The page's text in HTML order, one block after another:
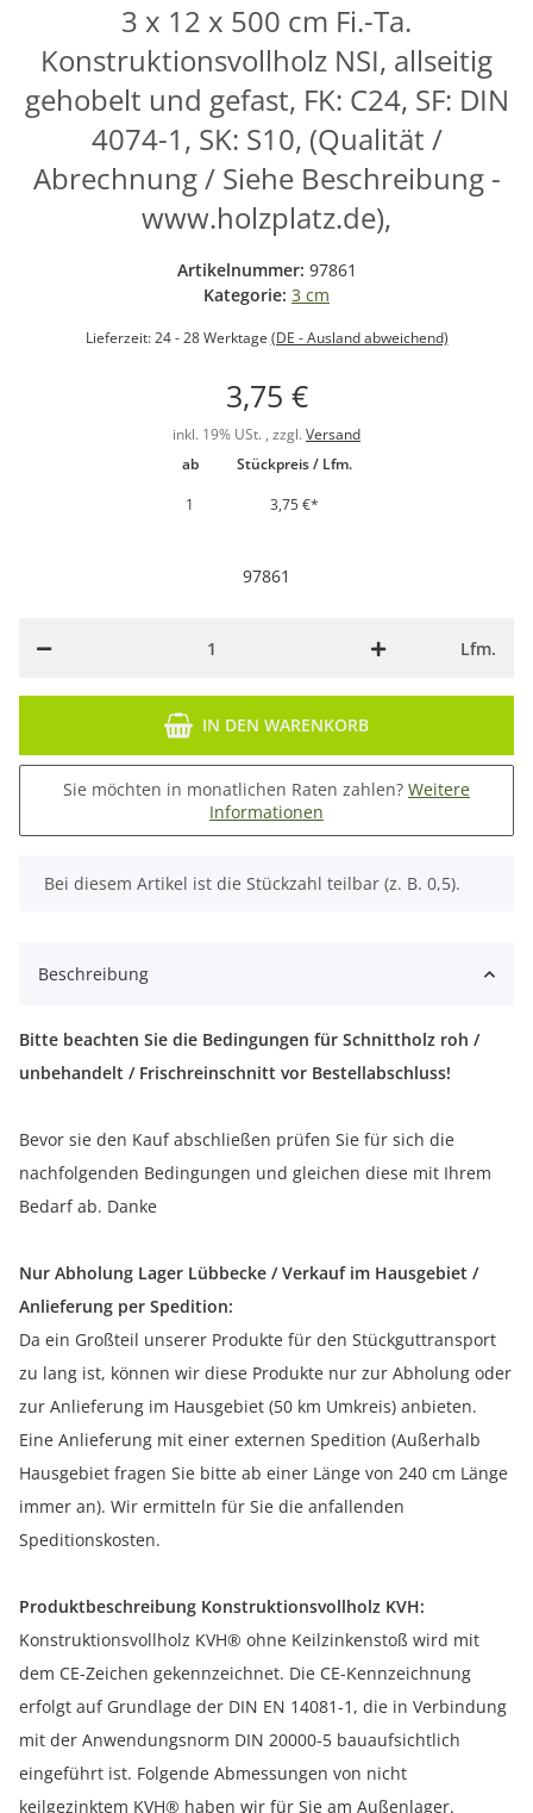
3 x 12 x 500 cm Fi.-Ta.
Konstruktionsvollholz NSI, allseitig
gehobelt und gefast, FK: C24, SF: DIN
4074-1, SK: S10, (Qualität /
Abrechnung / Siehe Beschreibung -
www.holzplatz.de),
Artikelnummer: 97861
Kategorie: 3 cm
Lieferzeit:24 - 28 Werktage (DE - Ausland abweichend)
3,75 €
inkl. 19% USt. , zzgl. Versand
ab
Stückpreis / Lfm.
1
3,75 €*
97861
Lfm.
IN DEN WARENKORB
Sie möchten in monatlichen Raten zahlen? Weitere
Informationen
x
Bei diesem Artikel ist die Stückzahl teilbar (z. B. 0,5).
Beschreibung
Bitte beachten Sie die Bedingungen für Schnittholz roh /
unbehandelt / Frischreinschnitt vor Bestellabschluss!
Bevor sie den Kauf abschließen prüfen Sie für sich die
nachfolgenden Bedingungen und gleichen diese mit Ihrem
Bedarf ab. Danke
Nur Abholung Lager Lübbecke / Verkauf im Hausgebiet /
Anlieferung per Spedition:
Da ein Großteil unserer Produkte für den Stückguttransport
zu lang ist, können wir diese Produkte nur zur Abholung oder
zur Anlieferung im Hausgebiet (50 km Umkreis) anbieten.
Eine Anlieferung mit einer externen Spedition (Außerhalb
Hausgebiet fragen Sie bitte ab einer Länge von 240 cm Länge
immer an). Wir ermitteln für Sie die anfallenden
Speditionskosten.
Produktbeschreibung Konstruktionsvollholz KVH:
Konstruktionsvollholz KVH® ohne Keilzinkenstoß wird mit
dem CE-Zeichen gekennzeichnet. Die CE-Kennzeichnung
erfolgt auf Grundlage der DIN EN 14081-1, die in Verbindung
mit der Anwendungsnorm DIN 20000-5 bauaufsichtlich
eingeführt ist. Folgende Abmessungen von nicht
keilgezinktem KVH® haben wir für Sie am Außenlager.